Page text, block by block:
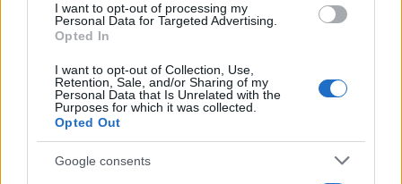
I want to opt-out of processing my
Personal Data for Targeted Advertising.
Opted In
I want to opt-out of Collection, Use,
Retention, Sale, and/or Sharing of my
Personal Data that Is Unrelated with the
Purposes for which it was collected.
Opted Out
Google consents
Ballando con le Stelle 2026: Alessandro Matri è il
primo concorrente ufficiale
Camilla Fiore · 9 Ago 2026
TELEVISIONE